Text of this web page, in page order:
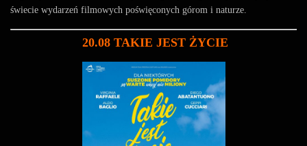
świecie wydarzeń filmowych poświęconych górom i naturze.
20.08 TAKIE JEST ŻYCIE